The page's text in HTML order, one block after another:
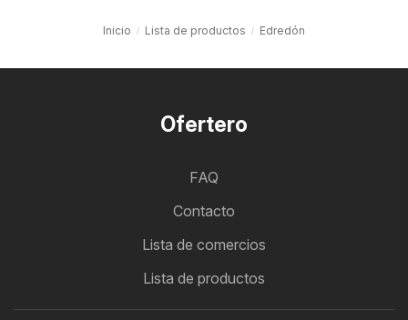
Inicio Lista de productos Edredón
Ofertero
FAQ
Contacto
Lista de comercios
Lista de productos